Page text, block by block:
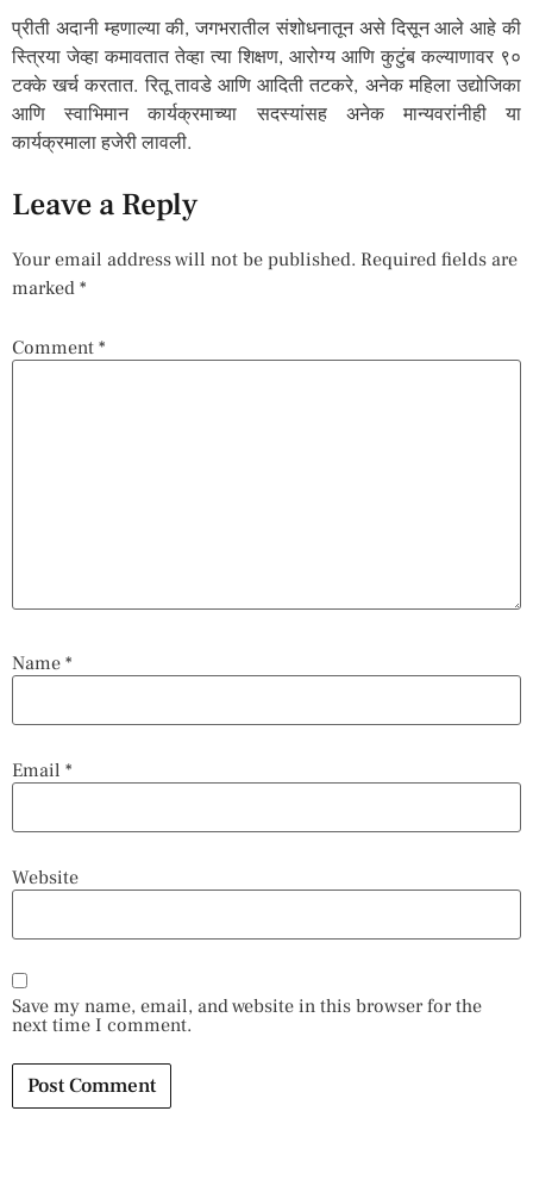
प्रीती अदानी म्हणाल्या की, जगभरातील संशोधनातून असे दिसून आले आहे की
स्त्रिया जेव्हा कमावतात तेव्हा त्या शिक्षण, आरोग्य आणि कुटुंब कल्याणावर ९०
टक्के खर्च करतात. रितू तावडे आणि आदिती तटकरे, अनेक महिला उद्योजिका
आणि स्वाभिमान कार्यक्रमाच्या सदस्यांसह अनेक मान्यवरांनीही या
कार्यक्रमाला हजेरी लावली.
Leave a Reply
Your email address will not be published. Required fields are
marked *
Comment *
Name *
Email *
Website
Save my name, email, and website in this browser for the
next time I comment.